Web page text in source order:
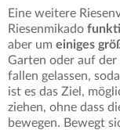
Eine weitere
Riesenmikado
aber um einiges
Garten oder auf der
fallen gelassen,
ist es das Ziel,
ziehen, ohne dass
bewegen. Bewegt